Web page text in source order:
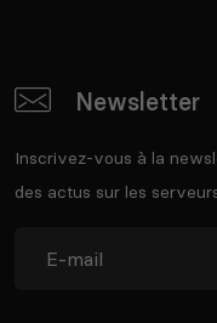
Newsletter
Inscrivez-vous à la
des actus sur les